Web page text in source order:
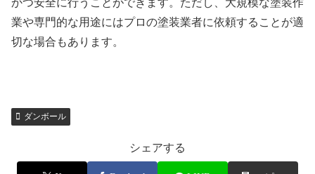
かつ安全に行うことができます。ただし、大規模な塗装作
業や専門的な用途にはプロの塗装業者に依頼することが適
切な場合もあります。
ダンボール
シェアする